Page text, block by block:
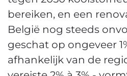
bereiken, en een
België nog steeds
geschat op ongeveer
afhankelijk van de